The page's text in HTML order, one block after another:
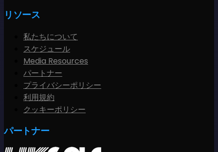
リソース
私たちについて
スケジュール
Media Resources
パートナー
プライバシーポリシー
利用規約
クッキーポリシー
パートナー